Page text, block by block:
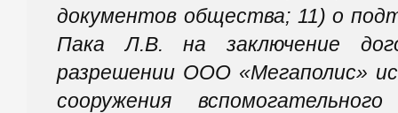
документов общества; 11) о
Пака Л.В. на заключение
разрешении ООО «Мегаполис»
сооружения